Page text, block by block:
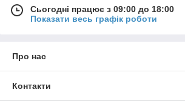
Сьогодні працює з 09:00 до 18:00
Показати весь графік роботи
Про нас
Контакти